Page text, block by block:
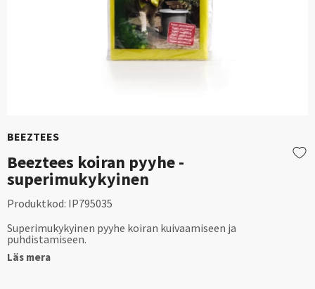
BEEZTEES
Beeztees koiran pyyhe -
superimukykyinen
Produktkod: IP795035
Superimukykyinen pyyhe koiran kuivaamiseen ja
puhdistamiseen.
Läs mera